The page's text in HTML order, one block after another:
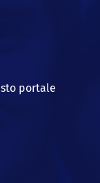
portale